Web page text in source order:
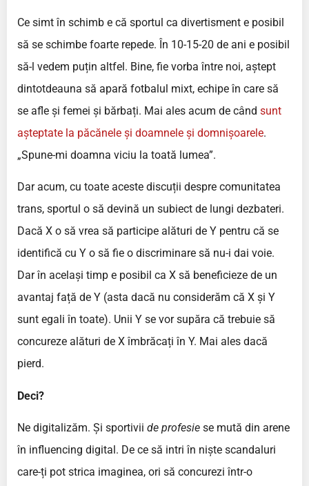
Ce simt în schimb e că sportul ca divertisment e posibil
să se schimbe foarte repede. În 10-15-20 de ani e posibil
să-l vedem puțin altfel. Bine, fie vorba între noi, aștept
dintotdeauna să apară fotbalul mixt, echipe în care să
se afle și femei și bărbați. Mai ales acum de când sunt
așteptate la păcănele și doamnele și domnișoarele.
„Spune-mi doamna viciu la toată lumea”.
Dar acum, cu toate aceste discuții despre comunitatea
trans, sportul o să devină un subiect de lungi dezbateri.
Dacă X o să vrea să participe alături de Y pentru că se
identifică cu Y o să fie o discriminare să nu-i dai voie.
Dar în același timp e posibil ca X să beneficieze de un
avantaj față de Y (asta dacă nu considerăm că X și Y
sunt egali în toate). Unii Y se vor supăra că trebuie să
concureze alături de X îmbrăcați în Y. Mai ales dacă
pierd.
Deci?
Ne digitalizăm. Și sportivii de profesie se mută din arene
în influencing digital. De ce să intri în niște scandaluri
care-ți pot strica imaginea, ori să concurezi într-o